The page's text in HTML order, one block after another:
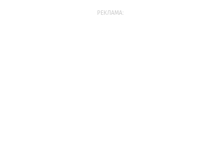
РЕКЛАМА: